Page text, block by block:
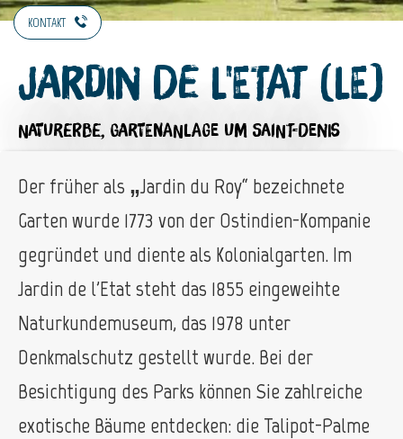
KONTAKT
Jardin de l'Etat (Le)
NATURERBE, GARTENANLAGE UM SAINT-DENIS
Der früher als „Jardin du Roy“ bezeichnete
Garten wurde 1773 von der Ostindien-Kompanie
gegründet und diente als Kolonialgarten. Im
Jardin de l'Etat steht das 1855 eingeweihte
Naturkundemuseum, das 1978 unter
Denkmalschutz gestellt wurde. Bei der
Besichtigung des Parks können Sie zahlreiche
exotische Bäume entdecken: die Talipot-Palme